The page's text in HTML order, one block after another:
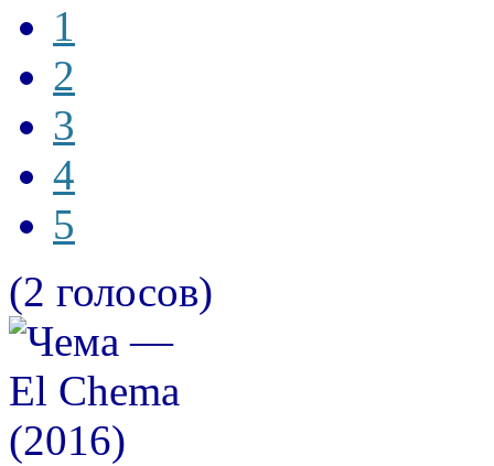
1
2
3
4
5
(2 голосов)